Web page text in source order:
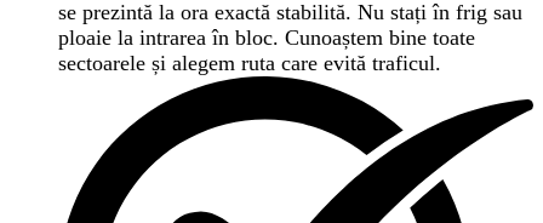
se prezintă la ora exactă stabilită. Nu stați în frig sau
ploaie la intrarea în bloc. Cunoaștem bine toate
sectoarele și alegem ruta care evită traficul.